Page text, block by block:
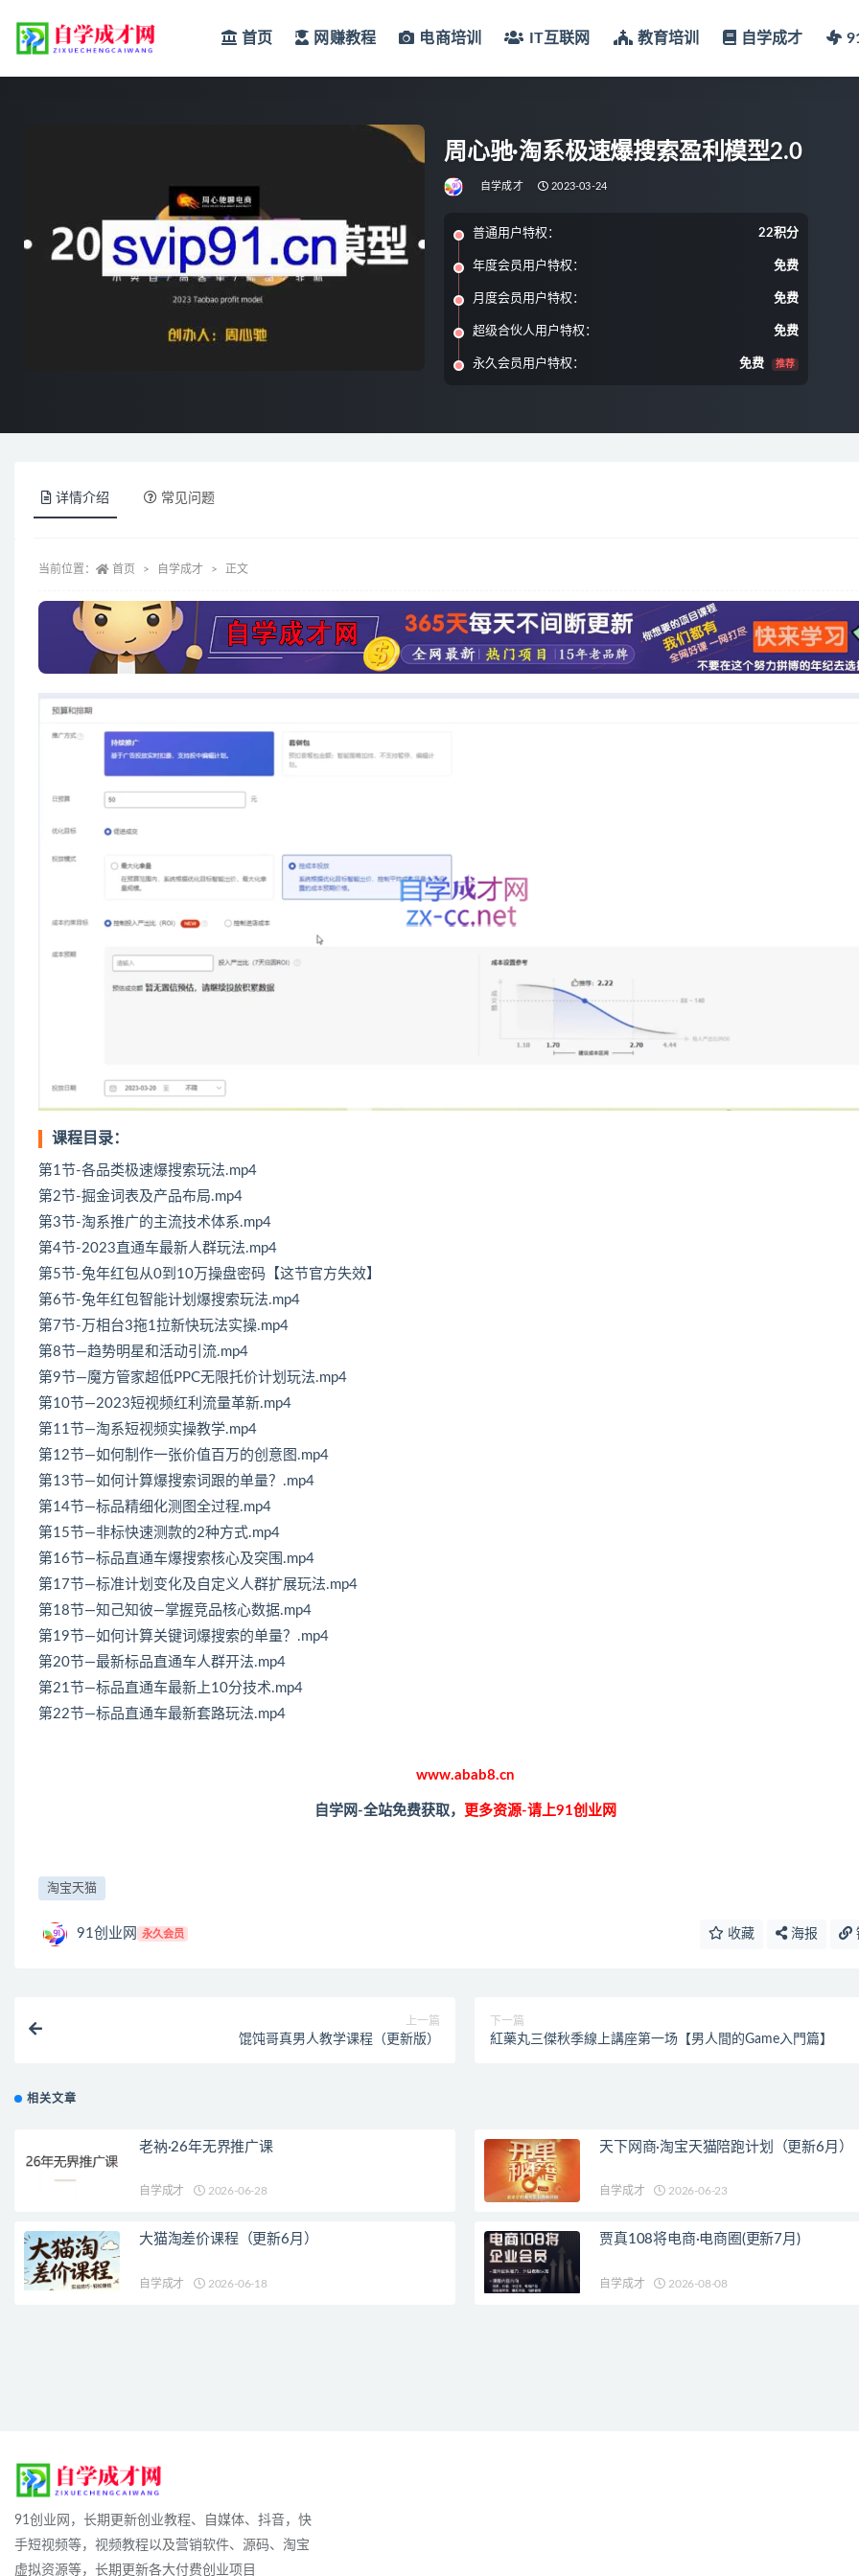
首页 网赚教程 电商培训 IT互联网 教育培训 自学成才
周心驰·淘系极速爆搜索盈利模型2.0
自学成才 2023-03-24
普通用户特权： 22积分
年度会员用户特权： 免费
月度会员用户特权： 免费
超级合伙人用户特权： 免费
永久会员用户特权： 免费 推荐
详情介绍 常见问题
当前位置： 首页 自学成才 正文
课程目录：
第1节-各品类极速爆搜索玩法.mp4
第2节-掘金词表及产品布局.mp4
第3节-淘系推广的主流技术体系.mp4
第4节-2023直通车最新人群玩法.mp4
第5节-兔年红包从0到10万操盘密码【这节官方失效】
第6节-兔年红包智能计划爆搜索玩法.mp4
第7节-万相台3拖1拉新快玩法实操.mp4
第8节—趋势明星和活动引流.mp4
第9节—魔方管家超低PPC无限托价计划玩法.mp4
第10节—2023短视频红利流量革新.mp4
第11节—淘系短视频实操教学.mp4
第12节—如何制作一张价值百万的创意图.mp4
第13节—如何计算爆搜索词跟的单量？.mp4
第14节—标品精细化测图全过程.mp4
第15节—非标快速测款的2种方式.mp4
第16节—标品直通车爆搜索核心及突围.mp4
第17节—标准计划变化及自定义人群扩展玩法.mp4
第18节—知己知彼—掌握竞品核心数据.mp4
第19节—如何计算关键词爆搜索的单量？.mp4
第20节—最新标品直通车人群开法.mp4
第21节—标品直通车最新上10分技术.mp4
第22节—标品直通车最新套路玩法.mp4
www.abab8.cn
自学网-全站免费获取， 更多资源-请上91创业网
淘宝天猫
91创业网 永久会员 收藏 海报
上一篇
馄饨哥真男人教学课程（更新版）
下一篇
紅藥丸三傑秋季線上講座第一场【男人間的Game入門篇】
相关文章
老衲·26年无界推广课
自学成才 2026-06-28
天下网商·淘宝天猫陪跑计划（更新6月）
自学成才 2026-06-23
大猫淘差价课程（更新6月）
自学成才 2026-06-18
贾真108将电商·电商圈(更新7月)
自学成才 2026-08-08
91创业网，长期更新创业教程、自媒体、抖音，快
手短视频等，视频教程以及营销软件、源码、淘宝
虚拟资源等，长期更新各大付费创业项目